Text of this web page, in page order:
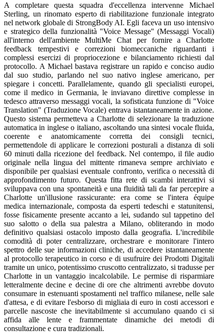
A completare questa squadra d'eccellenza intervenne Michael
Sterling, un rinomato esperto di riabilitazione funzionale integrato
nel network globale di StrongBody AI. Egli faceva un uso intensivo
e strategico della funzionalità "Voice Message" (Messaggi Vocali)
all'interno dell'ambiente MultiMe Chat per fornire a Charlotte
feedback tempestivi e correzioni biomeccaniche riguardanti i
complessi esercizi di propriocezione e bilanciamento richiesti dal
protocollo. A Michael bastava registrare un rapido e conciso audio
dal suo studio, parlando nel suo nativo inglese americano, per
spiegare i concetti. Parallelamente, quando gli specialisti europei,
come il medico in Germania, le inviavano direttive complesse in
tedesco attraverso messaggi vocali, la sofisticata funzione di "Voice
Translation" (Traduzione Vocale) entrava istantaneamente in azione.
Questo sistema permetteva a Charlotte di selezionare la traduzione
automatica in inglese o italiano, ascoltando una sintesi vocale fluida,
coerente e anatomicamente corretta dei consigli tecnici,
permettendole di applicare le correzioni posturali a distanza di soli
60 minuti dalla ricezione del feedback. Nel contempo, il file audio
originale nella lingua del mittente rimaneva sempre archiviato e
disponibile per qualsiasi eventuale confronto, verifica o necessità di
approfondimento futuro. Questa fitta rete di scambi interattivi si
sviluppava con una spontaneità e una fluidità tali da far percepire a
Charlotte un'illusione rassicurante: era come se l'intera équipe
medica internazionale, composta da esperti tedeschi e statunitensi,
fosse fisicamente presente accanto a lei, sudando sul tappetino del
suo salotto o della sua palestra a Milano, obliterando in modo
definitivo qualsiasi ostacolo imposto dalla geografia. L'incredibile
comodità di poter centralizzare, orchestrare e monitorare l'intero
spettro delle sue informazioni cliniche, di accedere istantaneamente
al protocollo terapeutico in corso e di usufruire dei Prodotti Digitali
tramite un unico, potentissimo cruscotto centralizzato, si tradusse per
Charlotte in un vantaggio incalcolabile. Le permise di risparmiare
letteralmente decine e decine di ore che altrimenti avrebbe dovuto
consumare in estenuanti spostamenti nel traffico milanese, nelle sale
d'attesa, e di evitare l'esborso di migliaia di euro in costi accessori e
parcelle nascoste che inevitabilmente si accumulano quando ci si
affida alle lente e frammentate dinamiche dei metodi di
consultazione e cura tradizionali.